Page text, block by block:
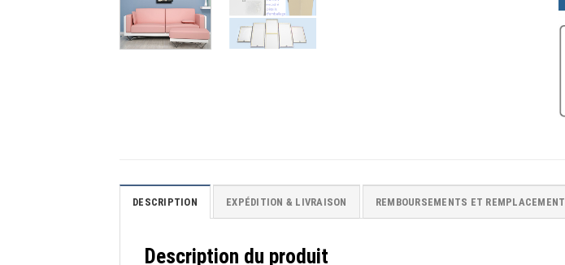
DESCRIPTION EXPÉDITION & LIVRAISON REMBOURSEMENTS ET REMPLACEMENT
Description du produit